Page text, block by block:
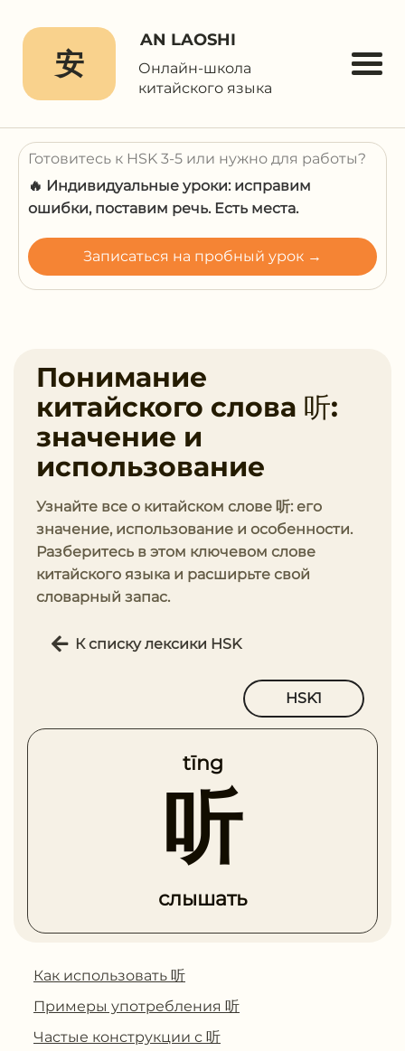
安
AN LAOSHI
Онлайн-школа
китайского языка
Готовитесь к HSK 3-5 или нужно для работы?
🔥 Индивидуальные уроки: исправим
ошибки, поставим речь. Есть места.
Записаться на пробный урок →
Понимание
китайского слова 听:
значение и
использование
Узнайте все о китайском слове 听: его
значение, использование и особенности.
Разберитесь в этом ключевом слове
китайского языка и расширьте свой
словарный запас.
К списку лексики HSK
HSK1
tīng
听
слышать
Как использовать 听
Примеры употребления 听
Частые конструкции с 听